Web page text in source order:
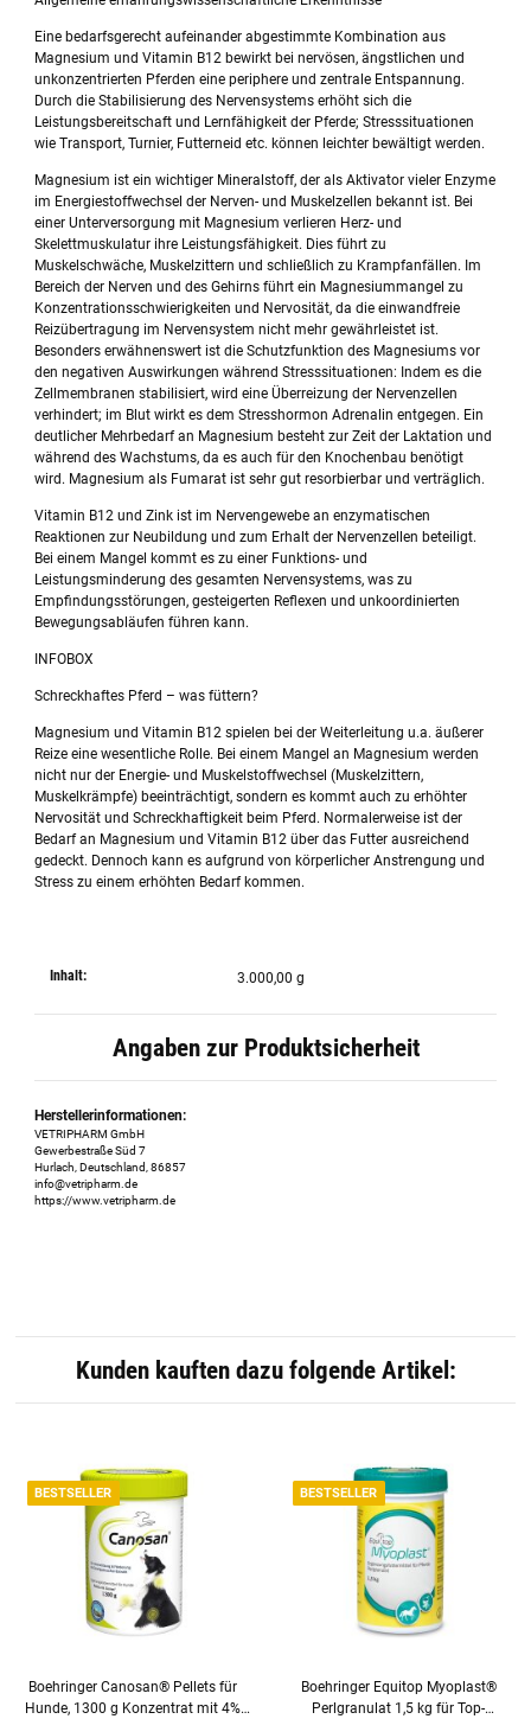
Eine bedarfsgerecht aufeinander abgestimmte Kombination aus
Magnesium und Vitamin B12 bewirkt bei nervösen, ängstlichen und
unkonzentrierten Pferden eine periphere und zentrale Entspannung.
Durch die Stabilisierung des Nervensystems erhöht sich die
Leistungsbereitschaft und Lernfähigkeit der Pferde; Stresssituationen
wie Transport, Turnier, Futterneid etc. können leichter bewältigt werden.
Magnesium ist ein wichtiger Mineralstoff, der als Aktivator vieler Enzyme
im Energiestoffwechsel der Nerven- und Muskelzellen bekannt ist. Bei
einer Unterversorgung mit Magnesium verlieren Herz- und
Skelettmuskulatur ihre Leistungsfähigkeit. Dies führt zu
Muskelschwäche, Muskelzittern und schließlich zu Krampfanfällen. Im
Bereich der Nerven und des Gehirns führt ein Magnesiummangel zu
Konzentrationsschwierigkeiten und Nervosität, da die einwandfreie
Reizübertragung im Nervensystem nicht mehr gewährleistet ist.
Besonders erwähnenswert ist die Schutzfunktion des Magnesiums vor
den negativen Auswirkungen während Stresssituationen: Indem es die
Zellmembranen stabilisiert, wird eine Überreizung der Nervenzellen
verhindert; im Blut wirkt es dem Stresshormon Adrenalin entgegen. Ein
deutlicher Mehrbedarf an Magnesium besteht zur Zeit der Laktation und
während des Wachstums, da es auch für den Knochenbau benötigt
wird. Magnesium als Fumarat ist sehr gut resorbierbar und verträglich.
Vitamin B12 und Zink ist im Nervengewebe an enzymatischen
Reaktionen zur Neubildung und zum Erhalt der Nervenzellen beteiligt.
Bei einem Mangel kommt es zu einer Funktions- und
Leistungsminderung des gesamten Nervensystems, was zu
Empfindungsstörungen, gesteigerten Reflexen und unkoordinierten
Bewegungsabläufen führen kann.
INFOBOX
Schreckhaftes Pferd – was füttern?
Magnesium und Vitamin B12 spielen bei der Weiterleitung u.a. äußerer
Reize eine wesentliche Rolle. Bei einem Mangel an Magnesium werden
nicht nur der Energie- und Muskelstoffwechsel (Muskelzittern,
Muskelkrämpfe) beeinträchtigt, sondern es kommt auch zu erhöhter
Nervosität und Schreckhaftigkeit beim Pferd. Normalerweise ist der
Bedarf an Magnesium und Vitamin B12 über das Futter ausreichend
gedeckt. Dennoch kann es aufgrund von körperlicher Anstrengung und
Stress zu einem erhöhten Bedarf kommen.
Inhalt: 3.000,00 g
Angaben zur Produktsicherheit
Herstellerinformationen:
VETRIPHARM GmbH
Gewerbestraße Süd 7
Hurlach, Deutschland, 86857
info@vetripharm.de
https://www.vetripharm.de
Kunden kauften dazu folgende Artikel:
BESTSELLER
Boehringer Canosan® Pellets für
Hunde, 1300 g Konzentrat mit 4%
BESTSELLER
Boehringer Equitop Myoplast®
Perlgranulat 1,5 kg für Top-